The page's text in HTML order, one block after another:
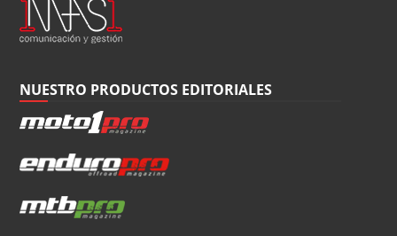
NUESTRO PRODUCTOS EDITORIALES